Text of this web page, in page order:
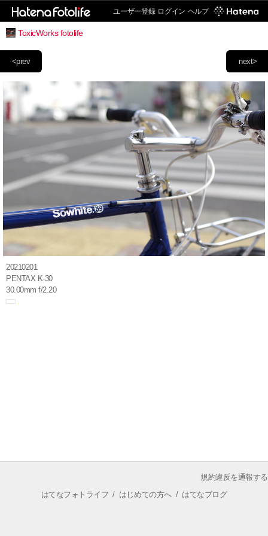
ユーザー登録 ログイン ヘルプ
ToxicWorks fotolife
next>
<prev
20210201
PENTAX K-30
30.00mm f/2.20
規約違反を通報する
はてなフォトライフ / はじめての方へ/ はてなブログ